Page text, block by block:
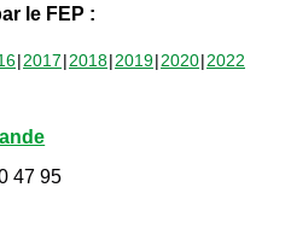
le FEP :
2017 2018 2019 2020 2022
47 95